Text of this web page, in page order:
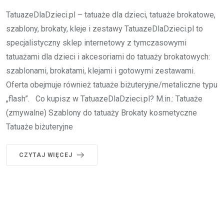
TatuazeDlaDzieci.pl – tatuaże dla dzieci, tatuaże brokatowe,
szablony, brokaty, kleje i zestawy TatuazeDlaDzieci.pl to
specjalistyczny sklep internetowy z tymczasowymi
tatuażami dla dzieci i akcesoriami do tatuaży brokatowych:
szablonami, brokatami, klejami i gotowymi zestawami.
Oferta obejmuje również tatuaże biżuteryjne/metaliczne typu
„flash”. Co kupisz w TatuazeDlaDzieci.pl? M.in.: Tatuaże
(zmywalne) Szablony do tatuaży Brokaty kosmetyczne
Tatuaże biżuteryjne
CZYTAJ WIĘCEJ